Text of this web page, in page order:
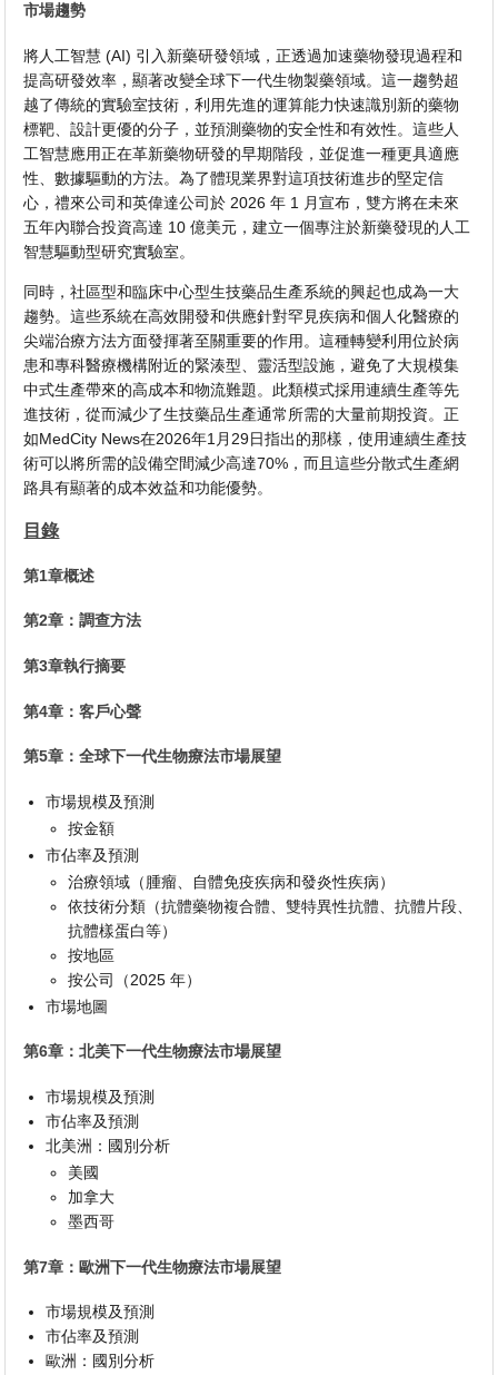
市場趨勢
將人工智慧 (AI) 引入新藥研發領域，正透過加速藥物發現過程和
提高研發效率，顯著改變全球下一代生物製藥領域。這一趨勢超
越了傳統的實驗室技術，利用先進的運算能力快速識別新的藥物
標靶、設計更優的分子，並預測藥物的安全性和有效性。這些人
工智慧應用正在革新藥物研發的早期階段，並促進一種更具適應
性、數據驅動的方法。為了體現業界對這項技術進步的堅定信
心，禮來公司和英偉達公司於 2026 年 1 月宣布，雙方將在未來
五年內聯合投資高達 10 億美元，建立一個專注於新藥發現的人工
智慧驅動型研究實驗室。
同時，社區型和臨床中心型生技藥品生產系統的興起也成為一大
趨勢。這些系統在高效開發和供應針對罕見疾病和個人化醫療的
尖端治療方法方面發揮著至關重要的作用。這種轉變利用位於病
患和專科醫療機構附近的緊湊型、靈活型設施，避免了大規模集
中式生產帶來的高成本和物流難題。此類模式採用連續生產等先
進技術，從而減少了生技藥品生產通常所需的大量前期投資。正
如MedCity News在2026年1月29日指出的那樣，使用連續生產技
術可以將所需的設備空間減少高達70%，而且這些分散式生產網
路具有顯著的成本效益和功能優勢。
目錄
第1章概述
第2章：調查方法
第3章執行摘要
第4章：客戶心聲
第5章：全球下一代生物療法市場展望
市場規模及預測
按金額
市佔率及預測
治療領域（腫瘤、自體免疫疾病和發炎性疾病）
依技術分類（抗體藥物複合體、雙特異性抗體、抗體片段、
抗體樣蛋白等）
按地區
按公司（2025 年）
市場地圖
第6章：北美下一代生物療法市場展望
市場規模及預測
市佔率及預測
北美洲：國別分析
美國
加拿大
墨西哥
第7章：歐洲下一代生物療法市場展望
市場規模及預測
市佔率及預測
歐洲：國別分析